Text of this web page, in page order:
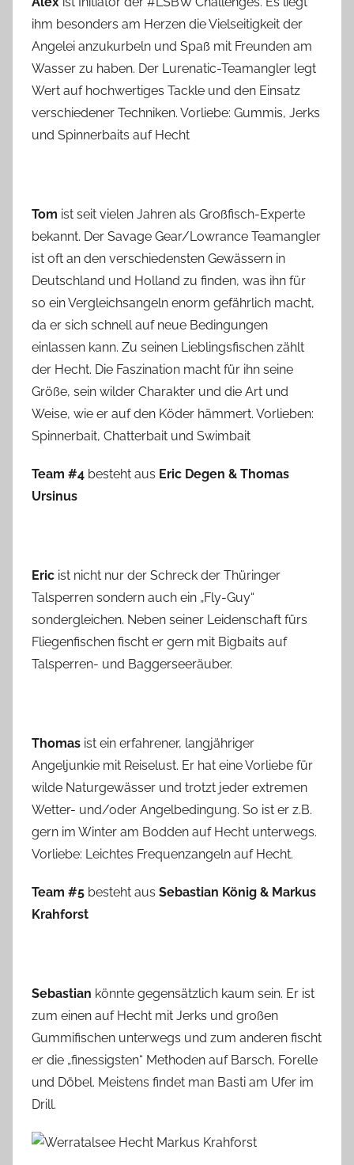
ihm besonders am Herzen die Vielseitigkeit der
Angelei anzukurbeln und Spaß mit Freunden am
Wasser zu haben. Der Lurenatic-Teamangler legt
Wert auf hochwertiges Tackle und den Einsatz
verschiedener Techniken. Vorliebe: Gummis, Jerks
und Spinnerbaits auf Hecht
Tom ist seit vielen Jahren als Großfisch-Experte
bekannt. Der Savage Gear/Lowrance Teamangler
ist oft an den verschiedensten Gewässern in
Deutschland und Holland zu finden, was ihn für
so ein Vergleichsangeln enorm gefährlich macht,
da er sich schnell auf neue Bedingungen
einlassen kann. Zu seinen Lieblingsfischen zählt
der Hecht. Die Faszination macht für ihn seine
Größe, sein wilder Charakter und die Art und
Weise, wie er auf den Köder hämmert. Vorlieben:
Spinnerbait, Chatterbait und Swimbait
Team #4 besteht aus Eric Degen & Thomas
Ursinus
Eric ist nicht nur der Schreck der Thüringer
Talsperren sondern auch ein „Fly-Guy“
sondergleichen. Neben seiner Leidenschaft fürs
Fliegenfischen fischt er gern mit Bigbaits auf
Talsperren- und Baggerseeräuber.
Thomas ist ein erfahrener, langjähriger
Angeljunkie mit Reiselust. Er hat eine Vorliebe für
wilde Naturgewässer und trotzt jeder extremen
Wetter- und/oder Angelbedingung. So ist er z.B.
gern im Winter am Bodden auf Hecht unterwegs.
Vorliebe: Leichtes Frequenzangeln auf Hecht.
Team #5 besteht aus Sebastian König & Markus
Krahforst
Sebastian könnte gegensätzlich kaum sein. Er ist
zum einen auf Hecht mit Jerks und großen
Gummifischen unterwegs und zum anderen fischt
er die „finessigsten“ Methoden auf Barsch, Forelle
und Döbel. Meistens findet man Basti am Ufer im
Drill.